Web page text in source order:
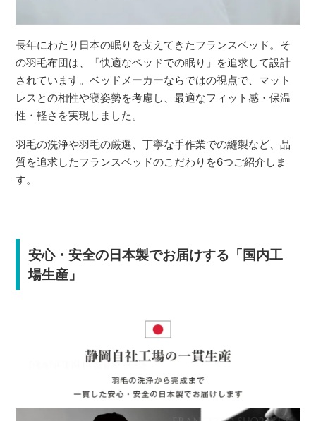
長年にわたり日本の眠りを支えてきたフランスベッド。そ
の羽毛布団は、「快適なベッドでの眠り」を追求して設計
されています。ベッドメーカーならではの視点で、マット
レスとの相性や寝姿勢を考慮し、最適なフィット感・保温
性・軽さを実現しました。
羽毛の洗浄や羽毛の厳選、丁寧な手作業での縫製など、品
質を追求したフランスベッドのこだわりを6つご紹介しま
す。
安心・安全の日本製でお届けする「国内工
場生産」